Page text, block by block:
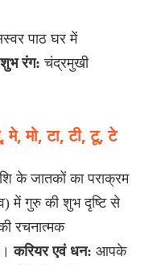
पाठ घर में
शुभ रंग: चंद्रमुखी
मे, मो, टा, टी, टू, टे
के जातकों का पराक्रम
में गुरु की शुभ दृष्टि से
रचनात्मक
करियर एवं धन: आपके